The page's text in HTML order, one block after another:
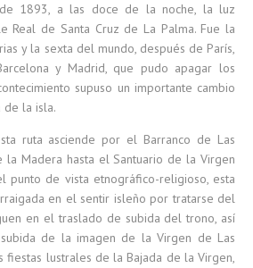
1893, a las doce de la noche, la luz
Real de Santa Cruz de La Palma. Fue la
y la sexta del mundo, después de París,
y Madrid, que pudo apagar los
supuso un importante cambio
de la isla.
ruta asciende por el Barranco de Las
la Madera hasta el Santuario de la Virgen
punto de vista etnográfico-religioso, esta
en el sentir isleño por tratarse del
en el traslado de subida del trono, así
de la imagen de la Virgen de Las
fiestas lustrales de la Bajada de la Virgen,